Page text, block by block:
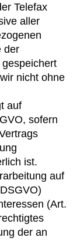
Telefax
aller
der
nicht ohne
auf
sofern
ist.
auf
(Art.
der an